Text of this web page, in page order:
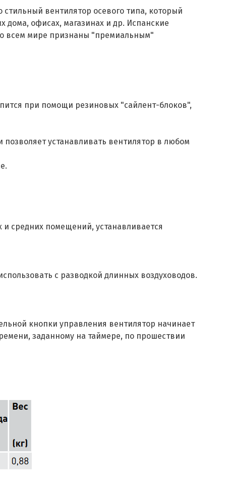
вентилятор осевого типа, который
дома, офисах, магазинах и др. Испанские
всем мире признаны "премиальным"
при помощи резиновых "сайлент-блоков",
устанавливать вентилятор в любом
средних помещений, устанавливается
с разводкой длинных воздуховодов.
кнопки управления вентилятор начинает
заданному на таймере, по прошествии